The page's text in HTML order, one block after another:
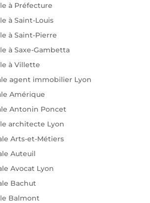
à Préfecture
à Saint-Louis
à Saint-Pierre
à Saxe-Gambetta
à Villette
agent immobilier Lyon
Amérique
Antonin Poncet
architecte Lyon
Arts-et-Métiers
Auteuil
Avocat Lyon
Bachut
Balmont